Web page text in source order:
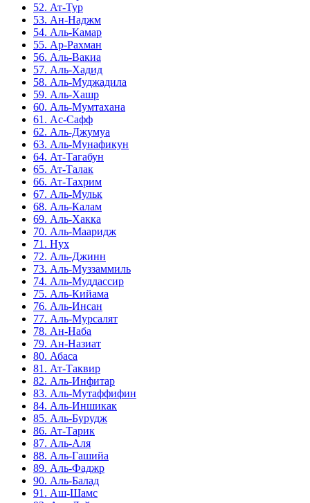
52. Ат-Тур
53. Ан-Наджм
54. Аль-Камар
55. Ар-Рахман
56. Аль-Вакиа
57. Аль-Хадид
58. Аль-Муджадила
59. Аль-Хашр
60. Аль-Мумтахана
61. Ас-Сафф
62. Аль-Джумуа
63. Аль-Мунафикун
64. Ат-Тагабун
65. Ат-Талак
66. Ат-Тахрим
67. Аль-Мульк
68. Аль-Калам
69. Аль-Хакка
70. Аль-Мааридж
71. Нух
72. Аль-Джинн
73. Аль-Муззаммиль
74. Аль-Муддассир
75. Аль-Кийама
76. Аль-Инсан
77. Аль-Мурсалят
78. Ан-Наба
79. Ан-Назиат
80. Абаса
81. Ат-Таквир
82. Аль-Инфитар
83. Аль-Мутаффифин
84. Аль-Иншикак
85. Аль-Бурудж
86. Ат-Тарик
87. Аль-Аля
88. Аль-Гашийа
89. Аль-Фаджр
90. Аль-Балад
91. Аш-Шамс